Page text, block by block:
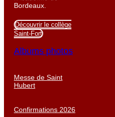
Bordeaux.
Découvrir le collège
Saint-Fort
Albums photos
Messe de Saint
Hubert
Confirmations 2026